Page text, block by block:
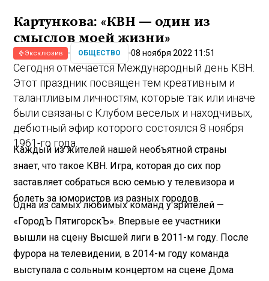
Картункова: «КВН — один из
смыслов моей жизни»
Эксклюзив ОБЩЕСТВО 08 ноября 2022 11:51
Сегодня отмечается Международный день КВН.
Этот праздник посвящен тем креативным и
талантливым личностям, которые так или иначе
были связаны с Клубом веселых и находчивых,
дебютный эфир которого состоялся 8 ноября
1961-го года.
Каждый из жителей нашей необъятной страны
знает, что такое КВН. Игра, которая до сих пор
заставляет собраться всю семью у телевизора и
болеть за юмористов из разных городов.
Одна из самых любимых команд у зрителей —
«ГородЪ ПятигорскЪ». Впервые ее участники
вышли на сцену Высшей лиги в 2011-м году. После
фурора на телевидении, в 2014-м году команда
выступала с сольным концертом на сцене Дома